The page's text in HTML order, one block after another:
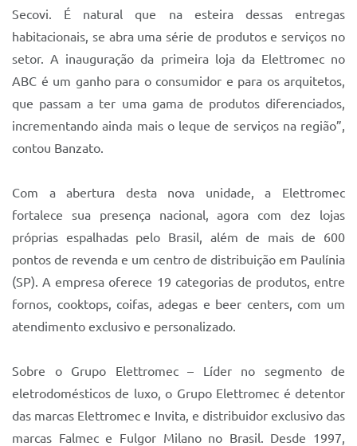
Secovi. É natural que na esteira dessas entregas
habitacionais, se abra uma série de produtos e serviços no
setor. A inauguração da primeira loja da Elettromec no
ABC é um ganho para o consumidor e para os arquitetos,
que passam a ter uma gama de produtos diferenciados,
incrementando ainda mais o leque de serviços na região”,
contou Banzato.
Com a abertura desta nova unidade, a Elettromec
fortalece sua presença nacional, agora com dez lojas
próprias espalhadas pelo Brasil, além de mais de 600
pontos de revenda e um centro de distribuição em Paulínia
(SP). A empresa oferece 19 categorias de produtos, entre
fornos, cooktops, coifas, adegas e beer centers, com um
atendimento exclusivo e personalizado.
Sobre o Grupo Elettromec – Líder no segmento de
eletrodomésticos de luxo, o Grupo Elettromec é detentor
das marcas Elettromec e Invita, e distribuidor exclusivo das
marcas Falmec e Fulgor Milano no Brasil. Desde 1997,